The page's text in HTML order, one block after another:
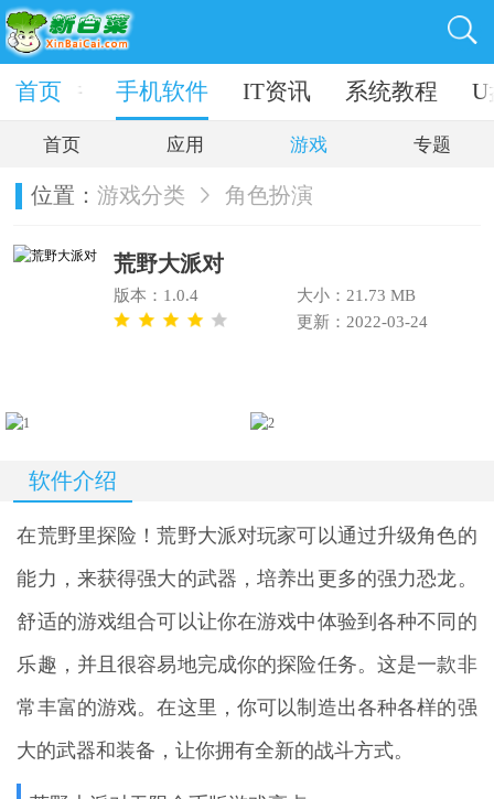
脑软件 手机软件 IT资讯 系统教程 U
首页
首页 应用 游戏 专题
位置： 游戏分类 角色扮演
荒野大派对
版本：1.0.4
大小：21.73 MB
更新：2022-03-24
软件介绍
在荒野里探险！荒野大派对玩家可以通过升级角色的
能力，来获得强大的武器，培养出更多的强力恐龙。
舒适的游戏组合可以让你在游戏中体验到各种不同的
乐趣，并且很容易地完成你的探险任务。这是一款非
常丰富的游戏。在这里，你可以制造出各种各样的强
大的武器和装备，让你拥有全新的战斗方式。